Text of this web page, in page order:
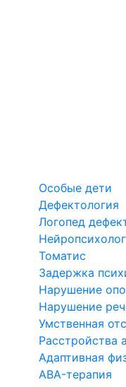
Особые дети
Дефектология
Логопед
Нейропсихолог
Томатис
Задержка
Нарушение
Нарушение
Умственная
Расстройства
Адаптивная
ABA-терапия